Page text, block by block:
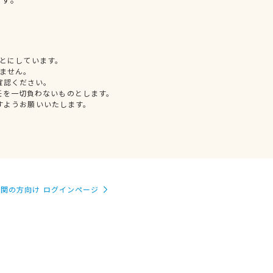
しています。
せん。
ください。
一切負わないものとします。
うお願いいたします。
の方向け ログインページ